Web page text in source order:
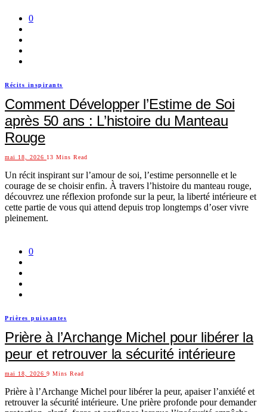
0
Récits inspirants
Comment Développer l’Estime de Soi
après 50 ans : L’histoire du Manteau
Rouge
mai 18, 2026 13 Mins Read
Un récit inspirant sur l’amour de soi, l’estime personnelle et le
courage de se choisir enfin. À travers l’histoire du manteau rouge,
découvrez une réflexion profonde sur la peur, la liberté intérieure et
cette partie de vous qui attend depuis trop longtemps d’oser vivre
pleinement.
0
Prières puissantes
Prière à l’Archange Michel pour libérer la
peur et retrouver la sécurité intérieure
mai 18, 2026 9 Mins Read
Prière à l’Archange Michel pour libérer la peur, apaiser l’anxiété et
retrouver la sécurité intérieure. Une prière profonde pour demander